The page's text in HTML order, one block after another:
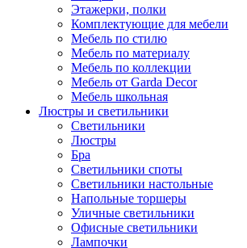
Этажерки, полки
Комплектующие для мебели
Мебель по стилю
Мебель по материалу
Мебель по коллекции
Мебель от Garda Decor
Мебель школьная
Люстры и светильники
Светильники
Люстры
Бра
Светильники споты
Светильники настольные
Напольные торшеры
Уличные светильники
Офисные светильники
Лампочки